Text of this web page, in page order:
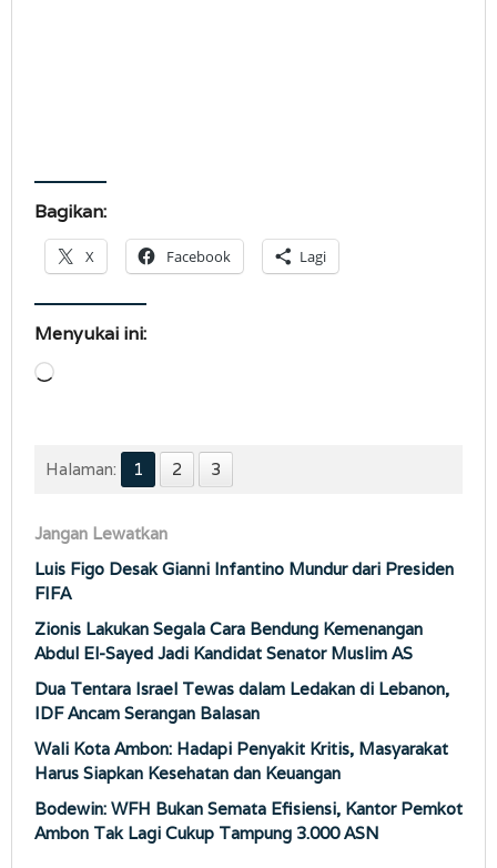
Bagikan:
X Facebook Lagi
Menyukai ini:
Memuat...
Halaman: 1 2 3
Jangan Lewatkan
Luis Figo Desak Gianni Infantino Mundur dari Presiden
FIFA
Zionis Lakukan Segala Cara Bendung Kemenangan
Abdul El-Sayed Jadi Kandidat Senator Muslim AS
Dua Tentara Israel Tewas dalam Ledakan di Lebanon,
IDF Ancam Serangan Balasan
Wali Kota Ambon: Hadapi Penyakit Kritis, Masyarakat
Harus Siapkan Kesehatan dan Keuangan
Bodewin: WFH Bukan Semata Efisiensi, Kantor Pemkot
Ambon Tak Lagi Cukup Tampung 3.000 ASN